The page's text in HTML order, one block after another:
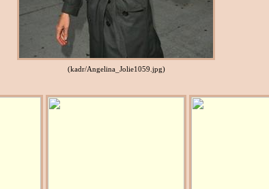
(kadr/Angelina_Jolie1059.jpg)